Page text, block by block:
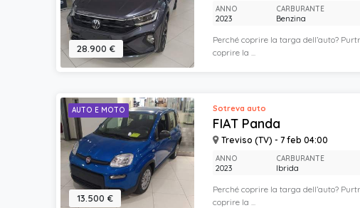
28.900 €
Perché coprire la targa dell’auto?
coprire la ...
ANNO
2023
CARBURANTE
Benzina
AUTO E MOTO
FIAT Panda
Treviso (TV) - 7 feb 04:00
13.500 €
Sotreva auto
Perché coprire la targa dell’auto?
coprire la ...
ANNO
2023
CARBURANTE
Ibrida